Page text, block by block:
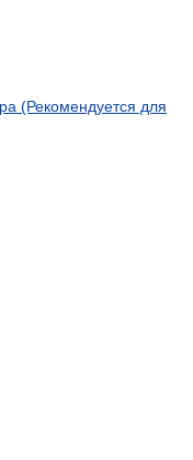
(Рекомендуется для